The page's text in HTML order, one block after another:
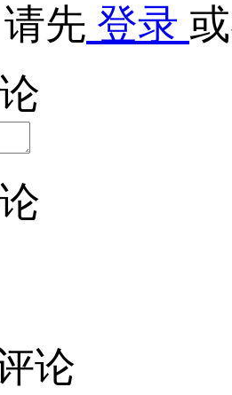
先 登录
论